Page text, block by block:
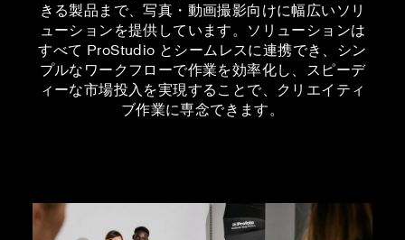
きる製品まで、写真・動画撮影向けに幅広いソリ
ューションを提供しています。ソリューションは
すべて ProStudio とシームレスに連携でき、シン
プルなワークフローで作業を効率化し、スピーデ
ィーな市場投入を実現することで、クリエイティ
ブ作業に専念できます。